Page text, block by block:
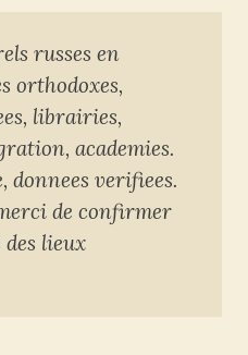
russes en
orthodoxes,
librairies,
academies.
donnees verifiees.
de confirmer
lieux